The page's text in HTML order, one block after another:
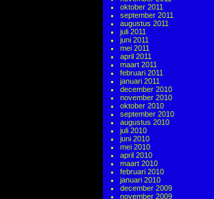
oktober 2011
september 2011
augustus 2011
juli 2011
juni 2011
mei 2011
april 2011
maart 2011
februari 2011
januari 2011
december 2010
november 2010
oktober 2010
september 2010
augustus 2010
juli 2010
juni 2010
mei 2010
april 2010
maart 2010
februari 2010
januari 2010
december 2009
november 2009